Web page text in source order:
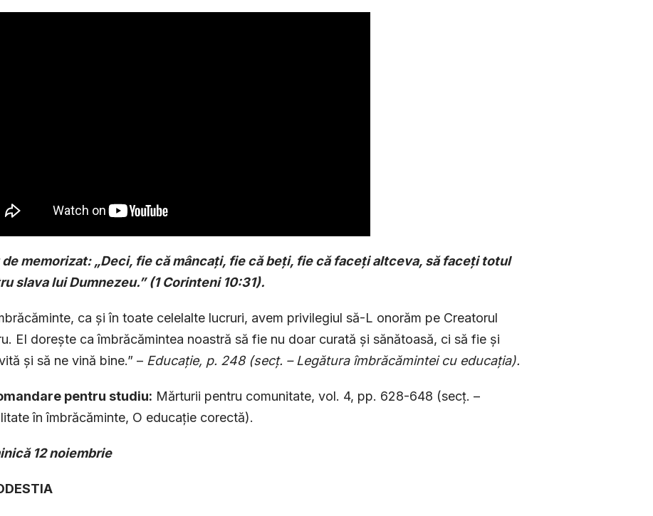
de memorizat: „Deci, fie că mâncați, fie că beți, fie că faceți altceva, să faceți totul
slava lui Dumnezeu.” (1 Corinteni 10:31).
ca și în toate celelalte lucruri, avem privilegiul să-L onorăm pe Creatorul
EI dorește ca îmbrăcămintea noastră să fie nu doar curată și sănătoasă, ci să fie și
și să ne vină bine.” – Educație, p. 248 (secț. – Legătura îmbrăcămintei cu educația).
pentru studiu: Mărturii pentru comunitate, vol. 4, pp. 628-648 (secț. –
în îmbrăcăminte, O educație corectă).
12 noiembrie